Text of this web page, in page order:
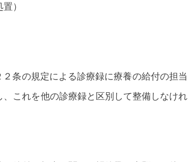
）
条の規定による診療録に療養の給付の担当
これを他の診療録と区別して整備しなけれ